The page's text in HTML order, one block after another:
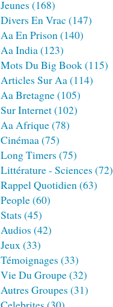
Jeunes (168)
Divers En Vrac (147)
Aa En Prison(140)
Aa India(123)
Mots Du Big Book(115)
Articles Sur Aa(114)
Aa Bretagne(105)
Sur Internet(102)
Aa Afrique(78)
Cinémaa(75)
Long Timers (75)
Littérature - Sciences (72)
Rappel Quotidien(63)
People(60)
Stats (45)
Audios (42)
Jeux(33)
Témoignages (33)
Vie Du Groupe(32)
Autres Groupes (31)